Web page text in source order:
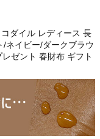
ダイル レディース 長
ネイビー/ダークブラウ
ゼント 春財布 ギフト